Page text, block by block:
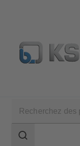
Champ